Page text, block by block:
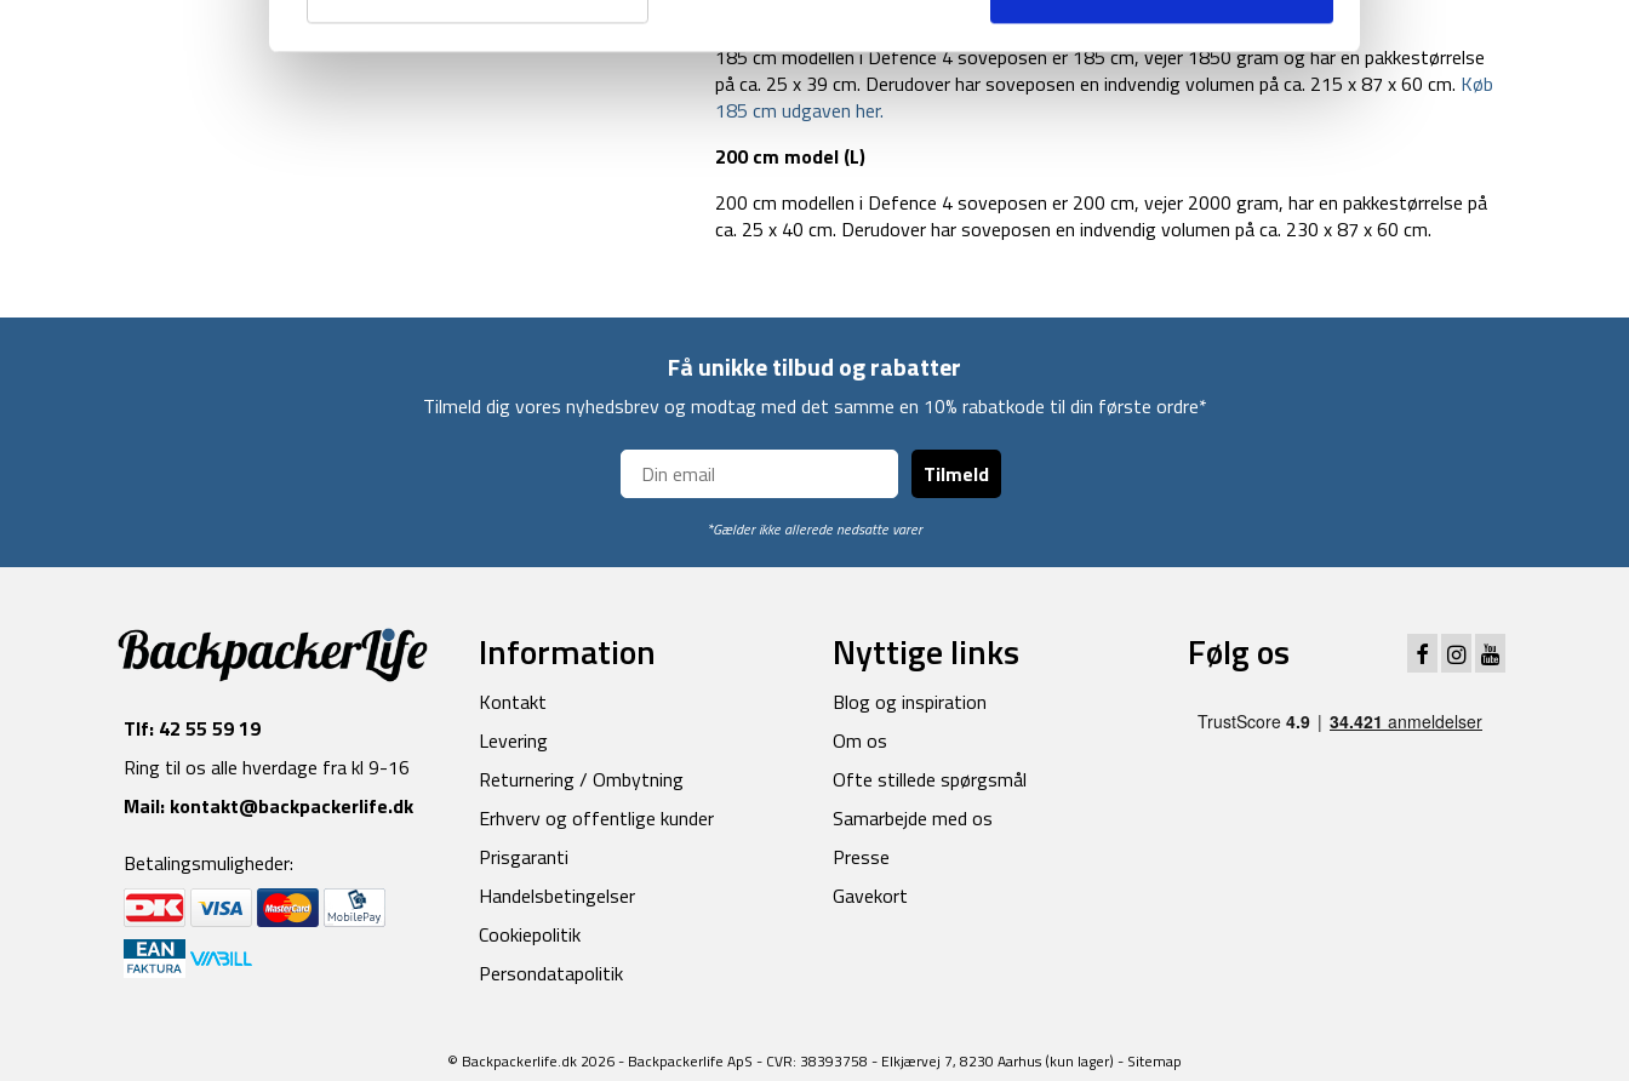
185 cm modellen i Defence 4 soveposen er 185 cm, vejer 1850 gram og har en pakkestørrelse
på ca. 25 x 39 cm. Derudover har soveposen en indvendig volumen på ca. 215 x 87 x 60 cm. Køb
185 cm udgaven her.
200 cm model (L)
200 cm modellen i Defence 4 soveposen er 200 cm, vejer 2000 gram, har en pakkestørrelse på
ca. 25 x 40 cm. Derudover har soveposen en indvendig volumen på ca. 230 x 87 x 60 cm.
Få unikke tilbud og rabatter
Tilmeld dig vores nyhedsbrev og modtag med det samme en 10% rabatkode til din første ordre*
Tilmeld
*Gælder ikke allerede nedsatte varer
Tlf: 42 55 59 19
Ring til os alle hverdage fra kl 9-16
Mail: kontakt@backpackerlife.dk
Betalingsmuligheder:
Information
Kontakt
Levering
Returnering / Ombytning
Erhverv og offentlige kunder
Prisgaranti
Handelsbetingelser
Cookiepolitik
Persondatapolitik
Nyttige links
Blog og inspiration
Om os
Ofte stillede spørgsmål
Samarbejde med os
Presse
Gavekort
Følg os
© Backpackerlife.dk 2026 - Backpackerlife ApS - CVR: 38393758 - Elkjærvej 7, 8230 Aarhus (kun lager) - Sitemap